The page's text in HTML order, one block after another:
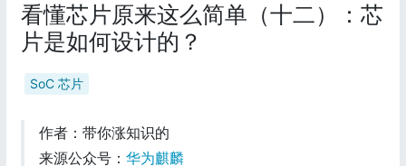
看懂芯片原来这么简单（十二）：芯
片是如何设计的？
SoC 芯片
作者：带你涨知识的
来源公众号： 华为麒麟